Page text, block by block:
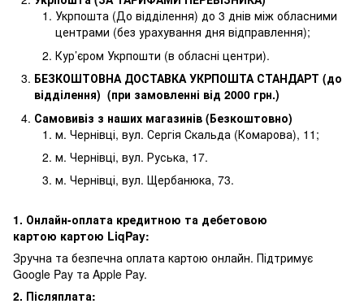
Укрпошта (До відділення) до 3 днів між обласними
центрами (без урахування дня відправлення);
Кур’єром Укрпошти (в обласні центри).
БЕЗКОШТОВНА ДОСТАВКА УКРПОШТА СТАНДАРТ (до
відділення) (при замовленні від 2000 грн.)
Самовивіз з наших магазинів (Безкоштовно)
м. Чернівці, вул. Сергія Скальда (Комарова), 11;
м. Чернівці, вул. Руська, 17.
м. Чернівці, вул. Щербанюка, 73.
1. Онлайн-оплата кредитною та дебетовою
картою картою LiqPay:
Зручна та безпечна оплата картою онлайн. Підтримує
Google Pay та Apple Pay.
2. Післяплата: